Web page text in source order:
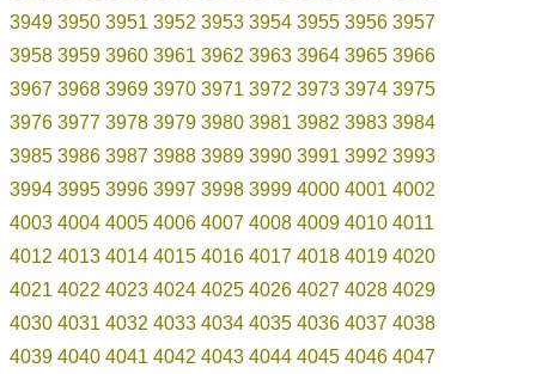
3949 3950 3951 3952 3953 3954 3955 3956 3957
3958 3959 3960 3961 3962 3963 3964 3965 3966
3967 3968 3969 3970 3971 3972 3973 3974 3975
3976 3977 3978 3979 3980 3981 3982 3983 3984
3985 3986 3987 3988 3989 3990 3991 3992 3993
3994 3995 3996 3997 3998 3999 4000 4001 4002
4003 4004 4005 4006 4007 4008 4009 4010 4011
4012 4013 4014 4015 4016 4017 4018 4019 4020
4021 4022 4023 4024 4025 4026 4027 4028 4029
4030 4031 4032 4033 4034 4035 4036 4037 4038
4039 4040 4041 4042 4043 4044 4045 4046 4047